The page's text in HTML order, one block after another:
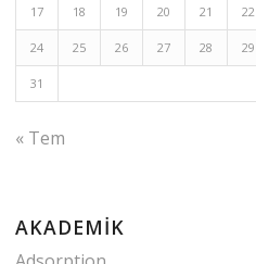
17 18 19 20 21 22
24 25 26 27 28 29
31
« Tem
AKADEMIK